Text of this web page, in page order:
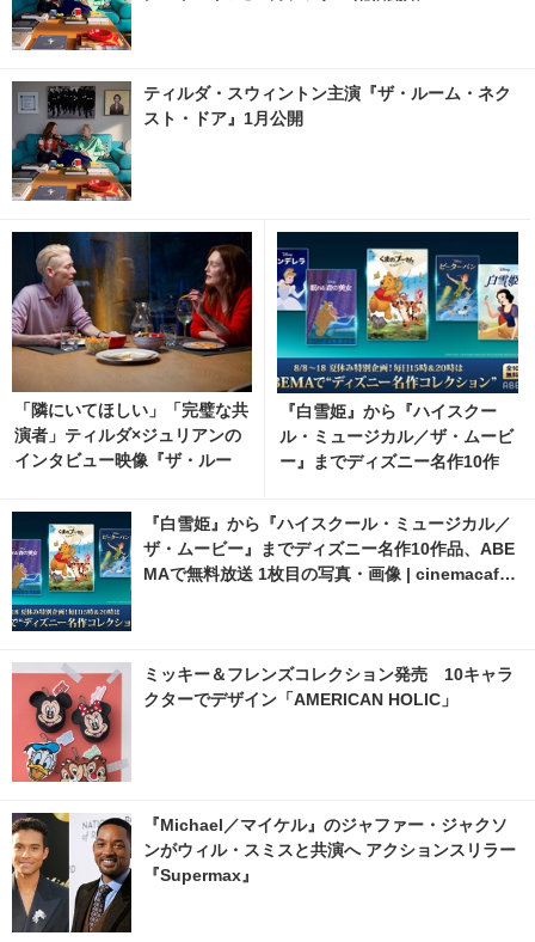
ティルダ・スウィントン主演『ザ・ルーム・ネク
スト・ドア』1月公開
「隣にいてほしい」「完璧な共
演者」ティルダ×ジュリアンの
インタビュー映像『ザ・ルー
『白雪姫』から『ハイスクー
ル・ミュージカル／ザ・ムービ
ー』までディズニー名作10作
『白雪姫』から『ハイスクール・ミュージカル／
ザ・ムービー』までディズニー名作10作品、ABE
MAで無料放送 1枚目の写真・画像 | cinemacafe.
ミッキー＆フレンズコレクション発売 10キャラ
クターでデザイン「AMERICAN HOLIC」
『Michael／マイケル』のジャファー・ジャクソ
ンがウィル・スミスと共演へ アクションスリラー
『Supermax』